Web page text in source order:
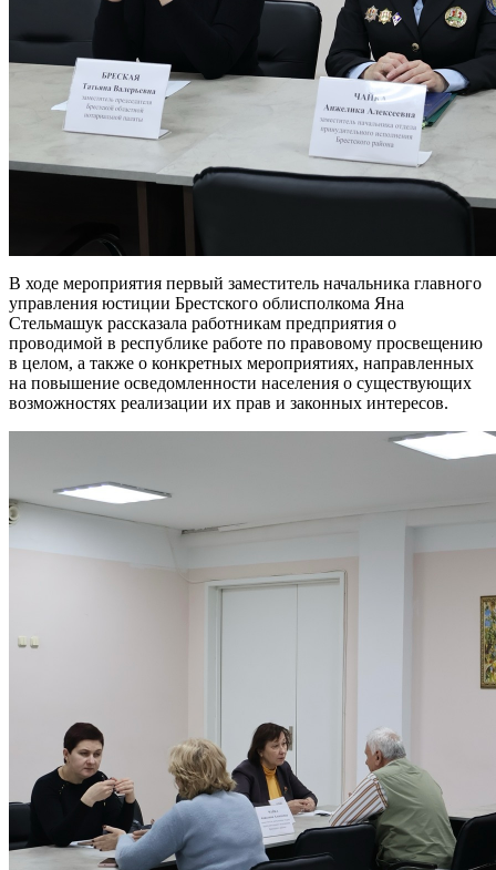
В ходе мероприятия первый заместитель начальника главного
управления юстиции Брестского облисполкома Яна
Стельмашук рассказала работникам предприятия о
проводимой в республике работе по правовому просвещению
в целом, а также о конкретных мероприятиях, направленных
на повышение осведомленности населения о существующих
возможностях реализации их прав и законных интересов.